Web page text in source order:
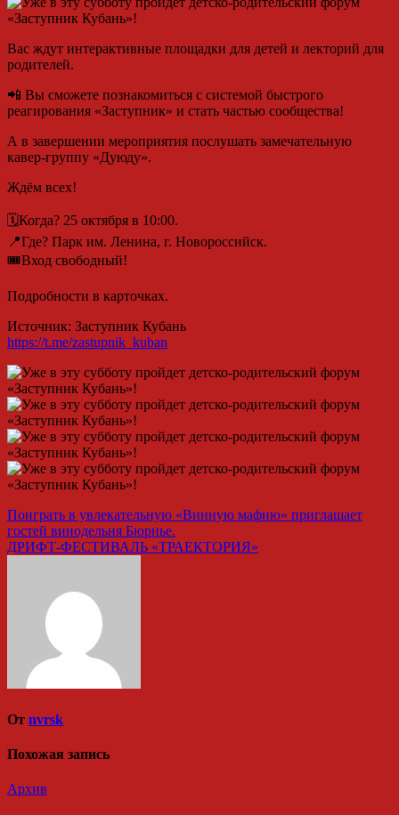
Вас ждут интерактивные площадки для детей и лекторий для
родителей.
📲 Вы сможете познакомиться с системой быстрого
реагирования «Заступник» и стать частью сообщества!
А в завершении мероприятия послушать замечательную
кавер-группу «Дуюду».
Ждём всех!
🗓️Когда? 25 октября в 10:00.
📍Где? Парк им. Ленина, г. Новороссийск.
🎟️Вход свободный!
Подробности в карточках.
Источник: Заступник Кубань
https://t.me/zastupnik_kuban
Навигация
по
Поиграть в увлекательную «Винную мафию» приглашает
гостей винодельня Бюрнье.
ДРИФТ-ФЕСТИВАЛЬ «ТРАЕКТОРИЯ»
От nvrsk
Похожая запись
Архив